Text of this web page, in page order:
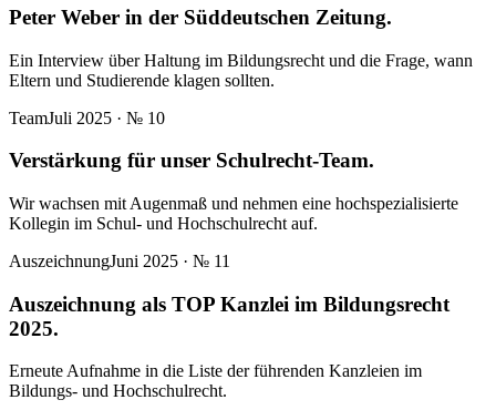
Peter Weber in der Süddeutschen Zeitung.
Ein Interview über Haltung im Bildungsrecht und die Frage, wann
Eltern und Studierende klagen sollten.
TeamJuli 2025 · № 10
Verstärkung für unser Schulrecht-Team.
Wir wachsen mit Augenmaß und nehmen eine hochspezialisierte
Kollegin im Schul- und Hochschulrecht auf.
AuszeichnungJuni 2025 · № 11
Auszeichnung als TOP Kanzlei im Bildungsrecht
2025.
Erneute Aufnahme in die Liste der führenden Kanzleien im
Bildungs- und Hochschulrecht.